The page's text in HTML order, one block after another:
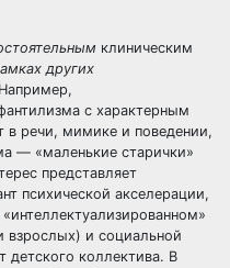
клиническим
других
с характерным
в речи, мимике и поведении,
— «маленькие старички»
представляет
психической акселерации,
взрослых) и социальной
детского коллектива. В